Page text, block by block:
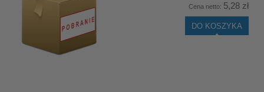
Cena netto: 5,28 zł
DO KOSZYKA